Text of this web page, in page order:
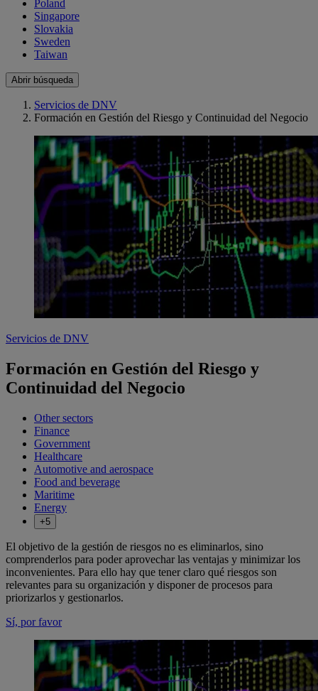
Poland
Singapore
Slovakia
Sweden
Taiwan
Abrir búsqueda
Servicios de DNV
Formación en Gestión del Riesgo y Continuidad del Negocio
Servicios de DNV
Formación en Gestión del Riesgo y
Continuidad del Negocio
Other sectors
Finance
Government
Healthcare
Automotive and aerospace
Food and beverage
Maritime
Energy
+5
El objetivo de la gestión de riesgos no es eliminarlos, sino
comprenderlos para poder aprovechar las ventajas y minimizar los
inconvenientes. Para ello hay que tener claro qué riesgos son
relevantes para su organización y disponer de procesos para
priorizarlos y gestionarlos.
Sí, por favor